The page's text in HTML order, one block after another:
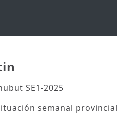
SE1-2025
semanal provincial